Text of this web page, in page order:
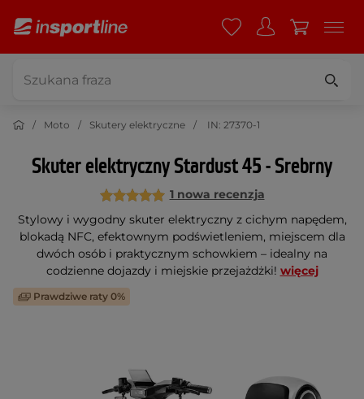
Moto Skutery elektryczne IN: 27370-1
Skuter elektryczny Stardust 45 - Srebrny
1 nowa recenzja
Stylowy i wygodny skuter elektryczny z cichym napędem,
blokadą NFC, efektownym podświetleniem, miejscem dla
dwóch osób i praktycznym schowkiem – idealny na
codzienne dojazdy i miejskie przejażdżki! więcej
Prawdziwe raty 0%